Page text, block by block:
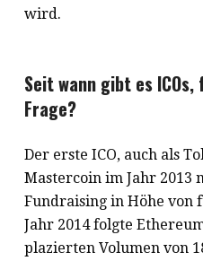
wird.
Seit wann gibt es
Frage?
Der erste ICO, auch als
Mastercoin im Jahr 2013
Fundraising in Höhe von
Jahr 2014 folgte
plazierten Volumen von